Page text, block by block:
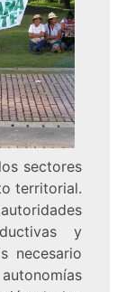
sectores
territorial.
y
necesario